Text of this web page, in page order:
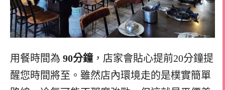
用餐時間為 90分鐘，店家會貼心提前20分鐘提
醒您時間將至。雖然店內環境走的是樸實簡單